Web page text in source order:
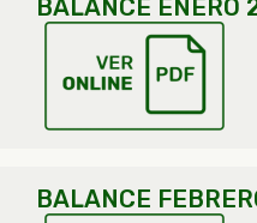
BALANCE ENERO
BALANCE